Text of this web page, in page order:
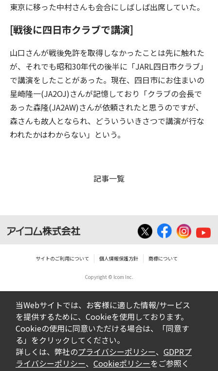
東京に移った中村さんも会合にしばしば出席していた。
[戦後に四日市クラブで講演]
山口さんが戦後免許を取得しなかったことは先に触れた
が、それでも昭和30年代の後半に「JARL四日市クラブ」
で講演をしたことがあった。現在、四日市にお住まいの
星崎隆一(JA2OJ)さんが記憶しており「クラブの会長で
あった森隆(JA2AW)さんが依頼されたと思うのですが、
森さんも故人となられ、どういういきさつで講演が行な
われたかはわからない」という。
記事一覧
サイトのご利用について 個人情報保護方針 商標について
Copyright © Icom Inc.
当Webサイトでは、お客様に適した情報/サービス
を提供するために、Cookieを使用しております。
Cookieの使用に同意いただける場合は、「同意す
る」をクリックしてください。
詳しくは、弊社のプライバシーポリシー、 GDPRプ
ライバシーポリシー、 Cookieポリシーをご参照く